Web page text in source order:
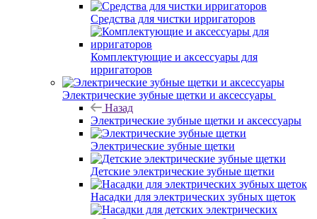
Средства для чистки ирригаторов
Комплектующие и аксессуары для
ирригаторов
Электрические зубные щетки и аксессуары
Назад
Электрические зубные щетки и аксессуары
Электрические зубные щетки
Детские электрические зубные щетки
Насадки для электрических зубных щеток